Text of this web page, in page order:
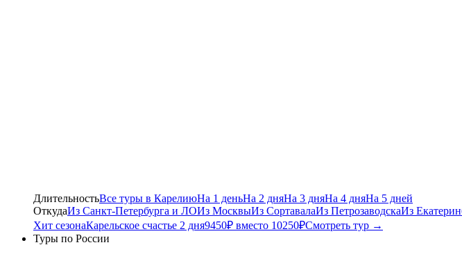
ДлительностьВсе туры в КарелиюНа 1 деньНа 2 дняНа 3 дняНа 4 дняНа 5 дней
ОткудаИз Санкт-Петербурга и ЛОИз МосквыИз СортавалаИз ПетрозаводскаИз
Хит сезонаКарельское счастье 2 дня9450₽ вместо 10250₽Смотреть тур →
Туры по России